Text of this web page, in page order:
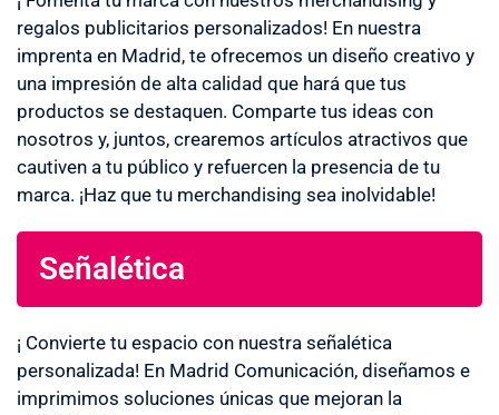
regalos publicitarios personalizados! En nuestra
imprenta en Madrid, te ofrecemos un diseño creativo y
una impresión de alta calidad que hará que tus
productos se destaquen. Comparte tus ideas con
nosotros y, juntos, crearemos artículos atractivos que
cautiven a tu público y refuercen la presencia de tu
marca. ¡Haz que tu merchandising sea inolvidable!
Señalética
¡ Convierte tu espacio con nuestra señalética
personalizada! En Madrid Comunicación, diseñamos e
imprimimos soluciones únicas que mejoran la